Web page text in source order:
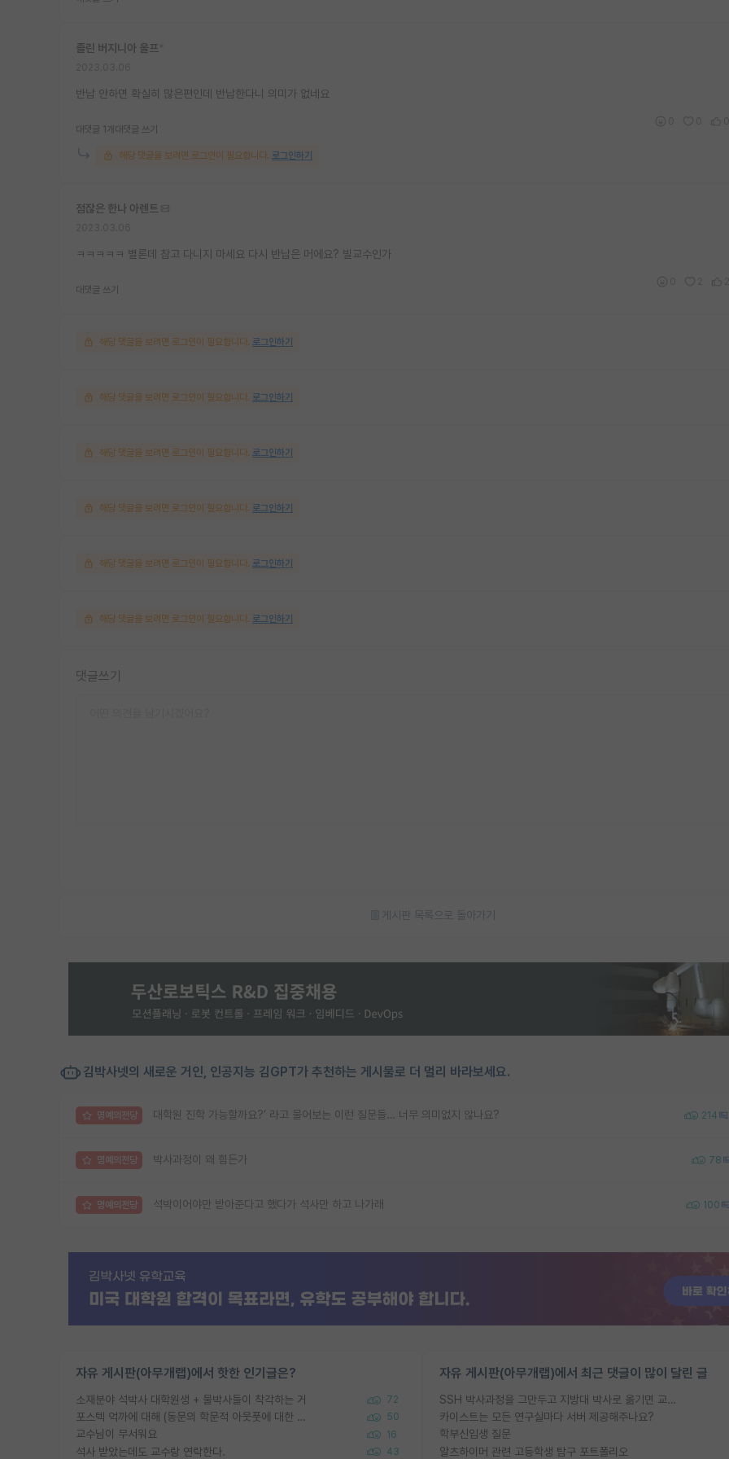
졸린 버지니아 울프
반납 안하면 확실히 많은편인데 반납한다니 의미가 없네요
대댓글 1개 대댓글 쓰기
해당 댓글을 보려면 로그인이 필요합니다. 로그인하기
점잖은 한나 아렌트
ㅋㅋㅋㅋㅋ 별론데 참고 다니지 마세요 다시 반납은 머에요? 빌교수인가
대댓글 쓰기
해당 댓글을 보려면 로그인이 필요합니다. 로그인하기
해당 댓글을 보려면 로그인이 필요합니다. 로그인하기
해당 댓글을 보려면 로그인이 필요합니다. 로그인하기
해당 댓글을 보려면 로그인이 필요합니다. 로그인하기
해당 댓글을 보려면 로그인이 필요합니다. 로그인하기
해당 댓글을 보려면 로그인이 필요합니다. 로그인하기
댓글쓰기
게시판 목록으로 돌아가기
김박사넷의 새로운 거인, 인공지능 김GPT가 추천하는 게시물로 더 멀리 바라보세요.
명예의전당 대학원 진학 가능할까요?’ 라고 물어보는 이런 질문들… 너무 의미없지 않나요? 214
명예의전당 박사과정이 왜 힘든가 78
명예의전당 석박이어야만 받아준다고 했다가 석사만 하고 나가래 100
자유 게시판(아무개랩)에서 핫한 인기글은?
소재분야 석박사 대학원생 + 물박사들이 착각하는 거 72
포스텍 억까에 대해 (동문의 학문적 아웃풋에 대한 반박) 50
교수님이 무서워요 16
석사 받았는데도 교수랑 연락한다. 43
자유 게시판(아무개랩)에서 최근 댓글이 많이 달린 글
SSH 박사과정을 그만두고 지방대 박사로 옮기면 교수의 꿈은 끝일까요?
카이스트는 모든 연구실마다 서버 제공해주나요?
학부신입생 질문
알츠하이머 관련 고등학생 탐구 포트폴리오